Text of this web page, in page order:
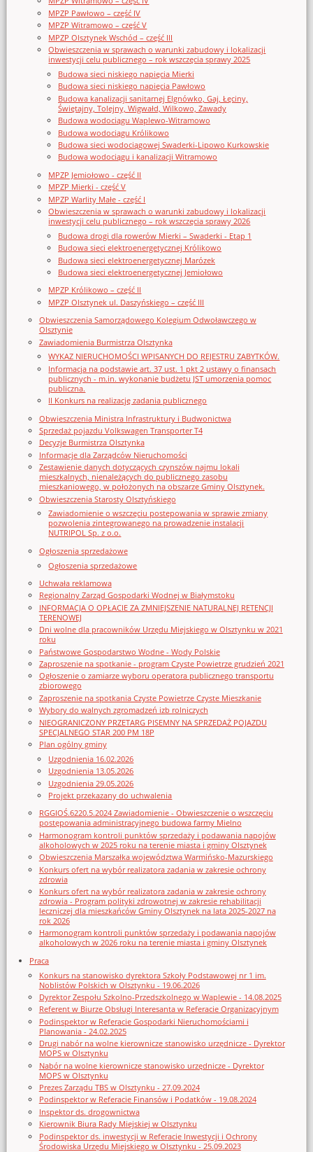
MPZP Pawłowo – część IV
MPZP Witramowo – część V
MPZP Olsztynek Wschód – część III
Obwieszczenia w sprawach o warunki zabudowy i lokalizacji
inwestycji celu publicznego – rok wszczęcia sprawy 2025
Budowa sieci niskiego napięcia Mierki
Budowa sieci niskiego napięcia Pawłowo
Budowa kanalizacji sanitarnej Elgnówko, Gaj, Łęciny,
Świętajny, Tolejny, Wigwałd, Wilkowo, Zawady
Budowa wodociągu Waplewo-Witramowo
Budowa wodociągu Królikowo
Budowa sieci wodociągowej Swaderki-Lipowo Kurkowskie
Budowa wodociągu i kanalizacji Witramowo
MPZP Jemiołowo - część II
MPZP Mierki - część V
MPZP Warlity Małe - część I
Obwieszczenia w sprawach o warunki zabudowy i lokalizacji
inwestycji celu publicznego – rok wszczęcia sprawy 2026
Budowa drogi dla rowerów Mierki – Swaderki - Etap 1
Budowa sieci elektroenergetycznej Królikowo
Budowa sieci elektroenergetycznej Marózek
Budowa sieci elektroenergetycznej Jemiołowo
MPZP Królikowo – część II
MPZP Olsztynek ul. Daszyńskiego – część III
Obwieszczenia Samorządowego Kolegium Odwoławczego w
Olsztynie
Zawiadomienia Burmistrza Olsztynka
WYKAZ NIERUCHOMOŚCI WPISANYCH DO REJESTRU ZABYTKÓW.
Informacja na podstawie art. 37 ust. 1 pkt 2 ustawy o finansach
publicznych - m.in. wykonanie budżetu JST umorzenia pomoc
publiczna.
II Konkurs na realizację zadania publicznego
Obwieszczenia Ministra Infrastruktury i Budwonictwa
Sprzedaż pojazdu Volkswagen Transporter T4
Decyzje Burmistrza Olsztynka
Informacje dla Zarządców Nieruchomości
Zestawienie danych dotyczących czynszów najmu lokali
mieszkalnych, nienależących do publicznego zasobu
mieszkaniowego, w położonych na obszarze Gminy Olsztynek.
Obwieszczenia Starosty Olsztyńskiego
Zawiadomienie o wszczęciu postępowania w sprawie zmiany
pozwolenia zintegrowanego na prowadzenie instalacji
NUTRIPOL Sp. z o.o.
Ogłoszenia sprzedażowe
Ogłoszenia sprzedażowe
Uchwała reklamowa
Regionalny Zarząd Gospodarki Wodnej w Białymstoku
INFORMACJA O OPŁACIE ZA ZMNIEJSZENIE NATURALNEJ RETENCJI
TERENOWEJ
Dni wolne dla pracowników Urzędu Miejskiego w Olsztynku w 2021
roku
Państwowe Gospodarstwo Wodne - Wody Polskie
Zaproszenie na spotkanie - program Czyste Powietrze grudzień 2021
Ogłoszenie o zamiarze wyboru operatora publicznego transportu
zbiorowego
Zaproszenie na spotkania Czyste Powietrze Czyste Mieszkanie
Wybory do walnych zgromadzeń izb rolniczych
NIEOGRANICZONY PRZETARG PISEMNY NA SPRZEDAŻ POJAZDU
SPECJALNEGO STAR 200 PM 18P
Plan ogólny gminy
Uzgodnienia 16.02.2026
Uzgodnienia 13.05.2026
Uzgodnienia 29.05.2026
Projekt przekazany do uchwalenia
RGGIOŚ.6220.5.2024 Zawiadomienie - Obwieszczenie o wszczęciu
postępowania administracyjnego budowa farmy Mielno
Harmonogram kontroli punktów sprzedaży i podawania napojów
alkoholowych w 2025 roku na terenie miasta i gminy Olsztynek
Obwieszczenia Marszałka województwa Warmińsko-Mazurskiego
Konkurs ofert na wybór realizatora zadania w zakresie ochrony
zdrowia
Konkurs ofert na wybór realizatora zadania w zakresie ochrony
zdrowia - Program polityki zdrowotnej w zakresie rehabilitacji
leczniczej dla mieszkańców Gminy Olsztynek na lata 2025-2027 na
rok 2026
Harmonogram kontroli punktów sprzedaży i podawania napojów
alkoholowych w 2026 roku na terenie miasta i gminy Olsztynek
Praca
Konkurs na stanowisko dyrektora Szkoły Podstawowej nr 1 im.
Noblistów Polskich w Olsztynku - 19.06.2026
Dyrektor Zespołu Szkolno-Przedszkolnego w Waplewie - 14.08.2025
Referent w Biurze Obsługi Interesanta w Referacie Organizacyjnym
Podinspektor w Referacie Gospodarki Nieruchomościami i
Planowania - 24.02.2025
Drugi nabór na wolne kierownicze stanowisko urzędnicze - Dyrektor
MOPS w Olsztynku
Nabór na wolne kierownicze stanowisko urzędnicze - Dyrektor
MOPS w Olsztynku
Prezes Zarządu TBS w Olsztynku - 27.09.2024
Podinspektor w Referacie Finansów i Podatków - 19.08.2024
Inspektor ds. drogownictwa
Kierownik Biura Rady Miejskiej w Olsztynku
Podinspektor ds. inwestycji w Referacie Inwestycji i Ochrony
Środowiska Urzędu Miejskiego w Olsztynku - 25.09.2023